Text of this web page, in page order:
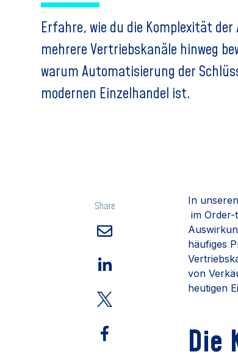
Erfahre, wie du die Komplexität
mehrere Vertriebskanäle hinweg
warum Automatisierung der
modernen Einzelhandel ist.
Share In
im
häufiges
von
heutigen
Die